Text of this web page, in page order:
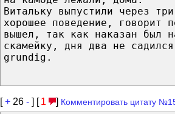
Витальку выпустили через
хорошее поведение, говорит
вышел, так как наказан был
скамейку, дня два не
grundig.
[+ 26 - ] [ 1 ] Комментировать цитату